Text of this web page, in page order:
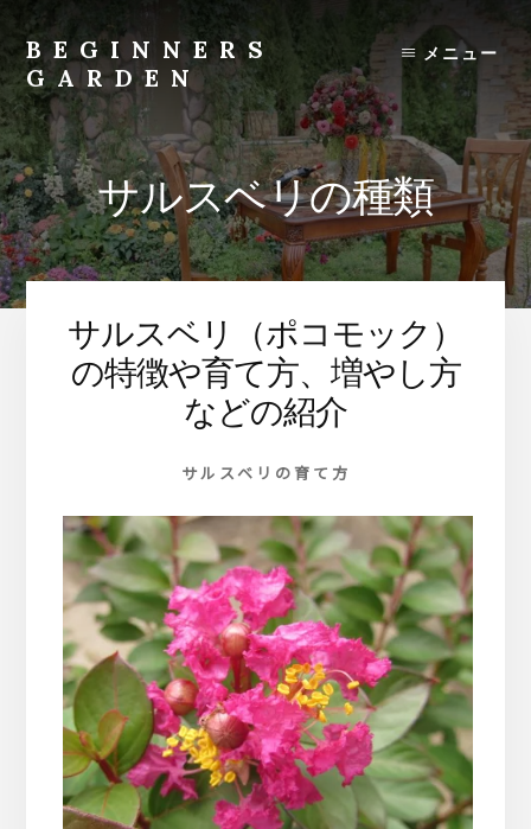
content
BEGINNERS
GARDEN
植
物
の
種
類
や
育
メニュー
サルスベリの種類
サルスベリ（ポコモック）
の特徴や育て方、増やし方
などの紹介
サルスベリの育て方